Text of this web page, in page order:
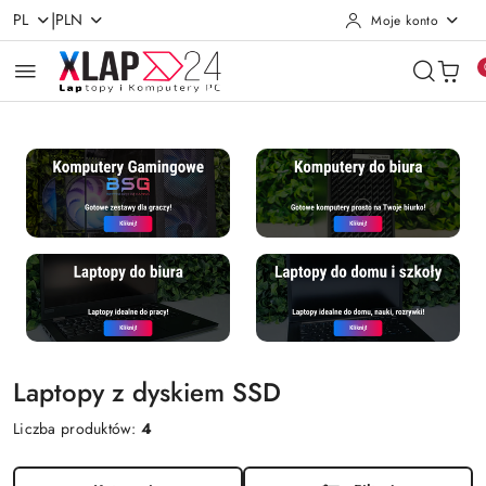
Przejdź do treści głównej
Przejdź do wyszukiwarki
Przejdź do moje konto
Przejdź do menu głównego
Przejdź do stopki
PL |PLN Moje konto
Laptopy z dyskiem SSD
Liczba produktów:4